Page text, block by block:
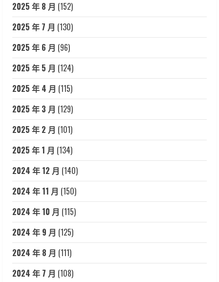
2025 年 8 月 (152)
2025 年 7 月 (130)
2025 年 6 月 (96)
2025 年 5 月 (124)
2025 年 4 月 (115)
2025 年 3 月 (129)
2025 年 2 月 (101)
2025 年 1 月 (134)
2024 年 12 月 (140)
2024 年 11 月 (150)
2024 年 10 月 (115)
2024 年 9 月 (125)
2024 年 8 月 (111)
2024 年 7 月 (108)